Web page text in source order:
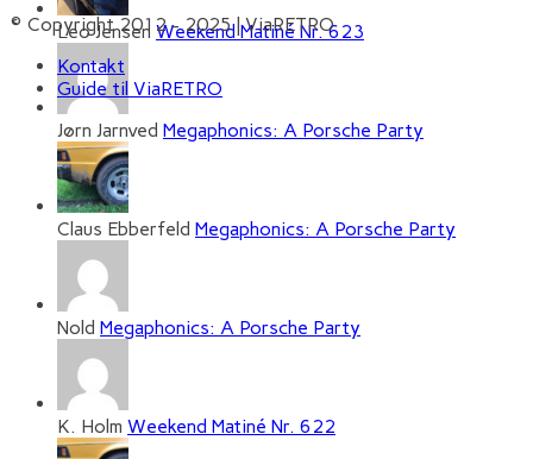
Leo Jensen Weekend Matiné Nr. 623
Jørn Jarnved Megaphonics: A Porsche Party
Claus Ebberfeld Megaphonics: A Porsche Party
Nold Megaphonics: A Porsche Party
K. Holm Weekend Matiné Nr. 622
© Copyright 2012 - 2025 | ViaRETRO
Kontakt
Guide til ViaRETRO